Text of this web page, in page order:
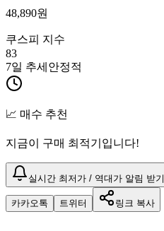
48,890원
쿠스피 지수
83
7일 추세 안정적
📈 매수 추천
지금이 구매 최적기입니다!
실시간 최저가 / 역대가 알림 받기
카카오톡 트위터 링크 복사